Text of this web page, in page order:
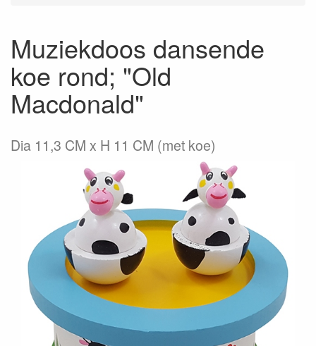
Muziekdoos dansende
koe rond; "Old
Macdonald"
Dia 11,3 CM x H 11 CM (met koe)